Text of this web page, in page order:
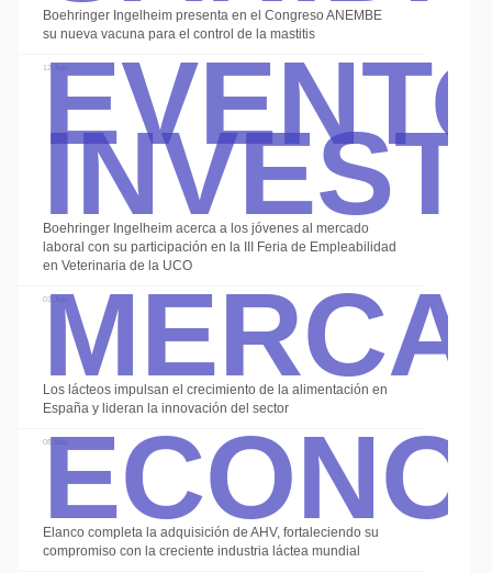
Boehringer Ingelheim presenta en el Congreso ANEMBE
su nueva vacuna para el control de la mastitis
12 Jun
Boehringer Ingelheim acerca a los jóvenes al mercado
laboral con su participación en la III Feria de Empleabilidad
en Veterinaria de la UCO
03 Jun
Los lácteos impulsan el crecimiento de la alimentación en
España y lideran la innovación del sector
08 May
Elanco completa la adquisición de AHV, fortaleciendo su
compromiso con la creciente industria láctea mundial